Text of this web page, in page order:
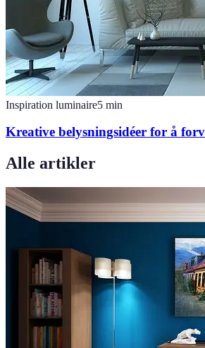
Inspiration luminaire5 min
Kreative belysningsidéer for å
Alle artikler